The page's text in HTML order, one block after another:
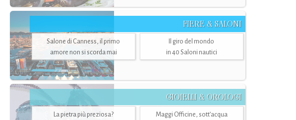
FIERE & SALONI
Salone di Canness, il primo
amore non si scorda mai
Il giro del mondo
in 40 Saloni nautici
GIOIELLI & OROLOGI
La pietra più preziosa?
Maggi Officine, sott’acqua